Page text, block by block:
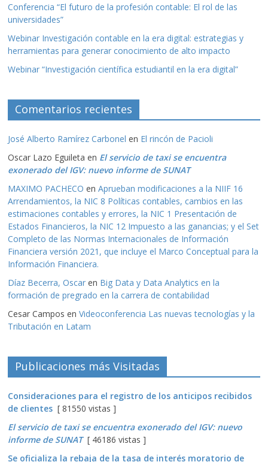
Conferencia “El futuro de la profesión contable: El rol de las
universidades”
Webinar Investigación contable en la era digital: estrategias y
herramientas para generar conocimiento de alto impacto
Webinar “Investigación científica estudiantil en la era digital”
Comentarios recientes
José Alberto Ramírez Carbonel en El rincón de Pacioli
Oscar Lazo Eguileta en El servicio de taxi se encuentra
exonerado del IGV: nuevo informe de SUNAT
MAXIMO PACHECO enAprueban modificaciones a la NIIF 16
Arrendamientos, la NIC 8 Políticas contables, cambios en las
estimaciones contables y errores, la NIC 1 Presentación de
Estados Financieros, la NIC 12 Impuesto a las ganancias; y el Set
Completo de las Normas Internacionales de Información
Financiera versión 2021, que incluye el Marco Conceptual para la
Información Financiera.
Díaz Becerra, Oscar en Big Data y Data Analytics en la
formación de pregrado en la carrera de contabilidad
Cesar Campos enVideoconferencia Las nuevas tecnologías y la
Tributación en Latam
Publicaciones más Visitadas
Consideraciones para el registro de los anticipos recibidos
de clientes [ 81550 vistas ]
El servicio de taxi se encuentra exonerado del IGV: nuevo
informe de SUNAT[ 46186 vistas ]
Se oficializa la rebaja de la tasa de interés moratorio de